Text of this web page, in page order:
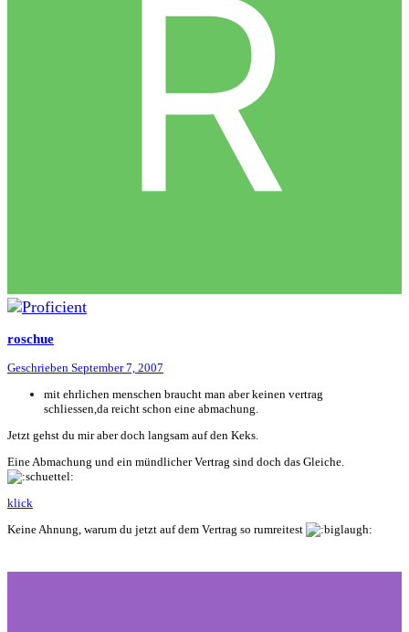
roschue
Geschrieben September 7, 2007
mit ehrlichen menschen braucht man aber keinen vertrag
schliessen,da reicht schon eine abmachung.
Jetzt gehst du mir aber doch langsam auf den Keks.
Eine Abmachung und ein mündlicher Vertrag sind doch das Gleiche.
klick
Keine Ahnung, warum du jetzt auf dem Vertrag so rumreitest